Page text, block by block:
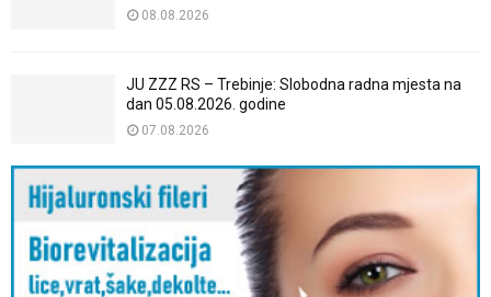
08.08.2026
JU ZZZ RS – Trebinje: Slobodna radna mjesta na
dan 05.08.2026. godine
07.08.2026